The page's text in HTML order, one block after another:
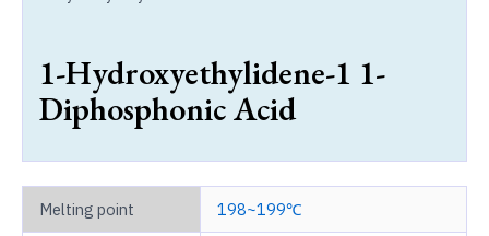
1-Hydroxyethylidene-1 1-
Diphosphonic Acid
Melting point 198~199℃